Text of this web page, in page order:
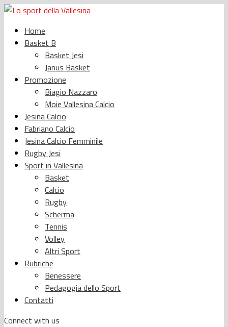
Home
Basket B
Basket Jesi
Janus Basket
Promozione
Biagio Nazzaro
Moie Vallesina Calcio
Jesina Calcio
Fabriano Calcio
Jesina Calcio Femminile
Rugby Jesi
Sport in Vallesina
Basket
Calcio
Rugby
Scherma
Tennis
Volley
Altri Sport
Rubriche
Benessere
Pedagogia dello Sport
Contatti
Connect with us